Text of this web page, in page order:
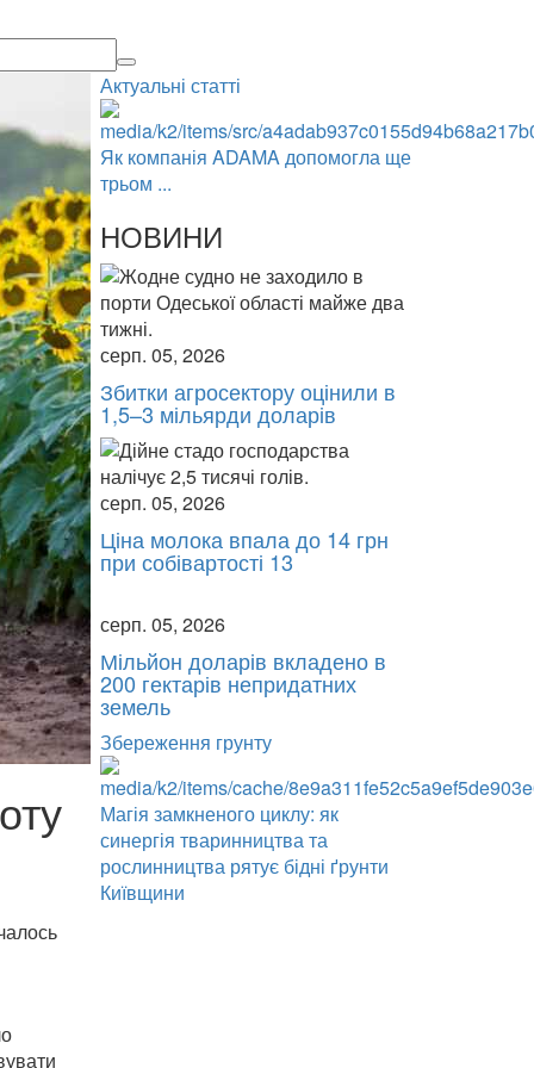
Актуальні статті
Як компанія ADAMA допомогла ще
трьом ...
НОВИНИ
серп. 05, 2026
Збитки агросектору оцінили в
1,5–3 мільярди доларів
серп. 05, 2026
Ціна молока впала до 14 грн
при собівартості 13
серп. 05, 2026
Мільйон доларів вкладено в
200 гектарів непридатних
земель
Збереження грунту
Магія замкненого циклу: як
синергія тваринництва та
рослинництва рятує бідні ґрунти
Київщини